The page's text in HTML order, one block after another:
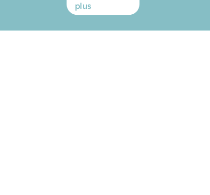
plus